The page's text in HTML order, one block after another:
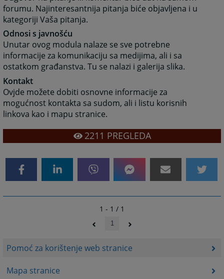
Pomoć za korištenje web stranice
Mapa stranice
forumu. Najinteresantnija pitanja biće objavljena i u
kategoriji Vaša pitanja.
Odnosi s javnošću
Unutar ovog modula nalaze se sve potrebne
informacije za komunikaciju sa medijima, ali i sa
ostatkom građanstva. Tu se nalazi i galerija slika.
Kontakt
Ovjde možete dobiti osnovne informacije za
mogućnost kontakta sa sudom, ali i listu korisnih
linkova kao i mapu stranice.
2211 PREGLEDA
1 - 1 / 1
1